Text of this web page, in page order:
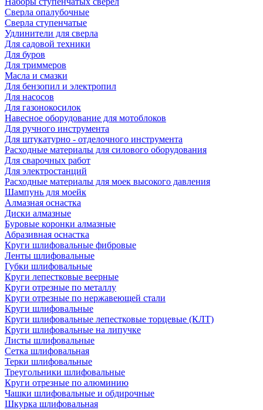
Сверла опалубочные
Сверла ступенчатые
Удлинители для сверла
Для садовой техники
Для буров
Для триммеров
Масла и смазки
Для бензопил и электропил
Для насосов
Для газонокосилок
Навесное оборудование для мотоблоков
Для ручного инструмента
Для штукатурно - отделочного инструмента
Расходные материалы для силового оборудования
Для сварочных работ
Для электростанций
Расходные материалы для моек высокого давления
Шампунь для моейк
Алмазная оснастка
Диски алмазные
Буровые коронки алмазные
Абразивная оснастка
Круги шлифовальные фибровые
Ленты шлифовальные
Губки шлифовальные
Круги лепестковые веерные
Круги отрезные по металлу
Круги отрезные по нержавеющей стали
Круги шлифовальные
Круги шлифовальные лепестковые торцевые (КЛТ)
Круги шлифовальные на липучке
Листы шлифовальные
Сетка шлифовальная
Терки шлифовальные
Треугольники шлифовальные
Круги отрезные по алюминию
Чашки шлифовальные и обдирочные
Шкурка шлифовальная